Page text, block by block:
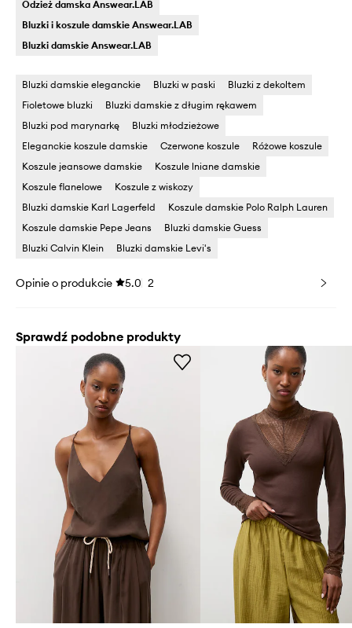
Odzież damska Answear.LAB
Bluzki i koszule damskie Answear.LAB
Bluzki damskie Answear.LAB
Bluzki damskie eleganckie Bluzki w paski
Bluzki z dekoltem
Fioletowe bluzki
Bluzki damskie z długim rękawem
Bluzki pod marynarkę
Bluzki młodzieżowe
Eleganckie koszule damskie
Czerwone koszule
Różowe koszule
Koszule jeansowe damskie
Koszule lniane damskie
Koszule flanelowe
Koszule z wiskozy
Bluzki damskie Karl Lagerfeld
Koszule damskie Polo Ralph Lauren
Koszule damskie Pepe Jeans
Bluzki damskie Guess
Bluzki Calvin Klein
Bluzki damskie Levi's
Opinie o produkcie 5.0 2
Sprawdź podobne produkty